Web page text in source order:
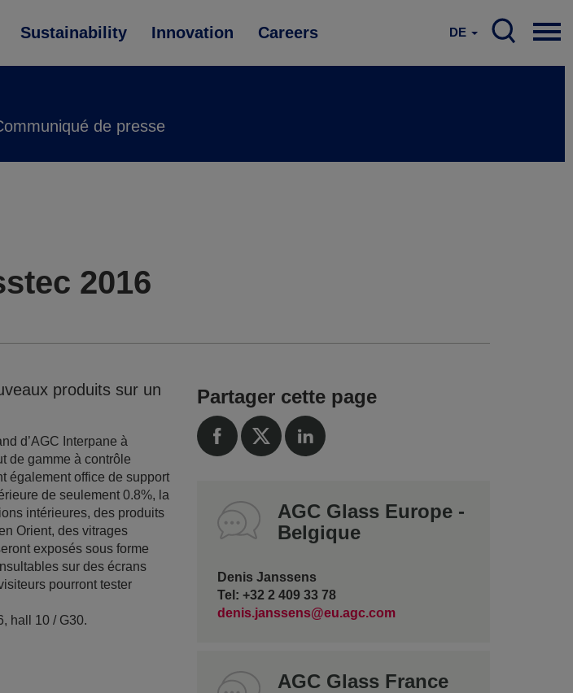
Sustainability Innovation Careers DE
de presse
2016
produits sur un
d’AGC Interpane à
de gamme à contrôle
également office de support
de seulement 0.8%, la
intérieures, des produits
Orient, des vitrages
exposés sous forme
sur des écrans
pourront tester
hall 10 / G30.
Partager cette page
AGC Glass Europe -
Belgique
Denis Janssens
Tel: +32 2 409 33 78
denis.janssens@eu.agc.com
AGC Glass France